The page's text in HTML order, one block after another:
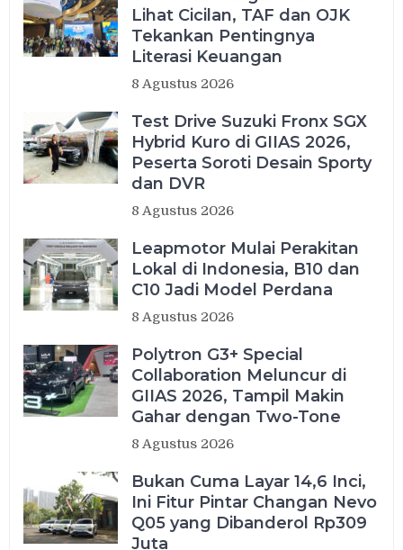
Lihat Cicilan, TAF dan OJK
Tekankan Pentingnya
Literasi Keuangan
8 Agustus 2026
Test Drive Suzuki Fronx SGX
Hybrid Kuro di GIIAS 2026,
Peserta Soroti Desain Sporty
dan DVR
8 Agustus 2026
Leapmotor Mulai Perakitan
Lokal di Indonesia, B10 dan
C10 Jadi Model Perdana
8 Agustus 2026
Polytron G3+ Special
Collaboration Meluncur di
GIIAS 2026, Tampil Makin
Gahar dengan Two-Tone
8 Agustus 2026
Bukan Cuma Layar 14,6 Inci,
Ini Fitur Pintar Changan Nevo
Q05 yang Dibanderol Rp309
Juta